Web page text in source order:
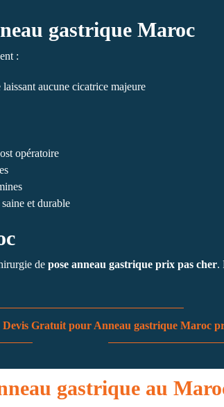
gastrique Maroc
:
aucune cicatrice majeure
opératoire
et durable
de pose anneau gastrique prix pas cher.
Devis Gratuit pour Anneau gastrique Maroc
gastrique au